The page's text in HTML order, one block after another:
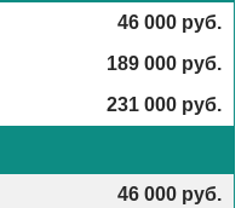
46 000 руб.
189 000 руб.
231 000 руб.
46 000 руб.